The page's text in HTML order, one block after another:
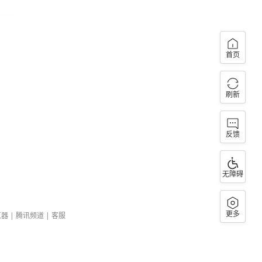
| 腾讯频道 | 客服
首页
刷新
反馈
无障碍
更多